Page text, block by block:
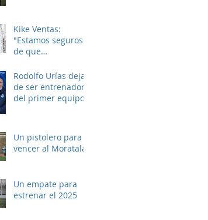
Kike Ventas:
"Estamos seguros
de que
muchos buenos
momentos"
Rodolfo Urías deja
de ser entrenador
del primer equipo
Un pistolero para
vencer al Moratalaz
Un empate para
estrenar el 2025